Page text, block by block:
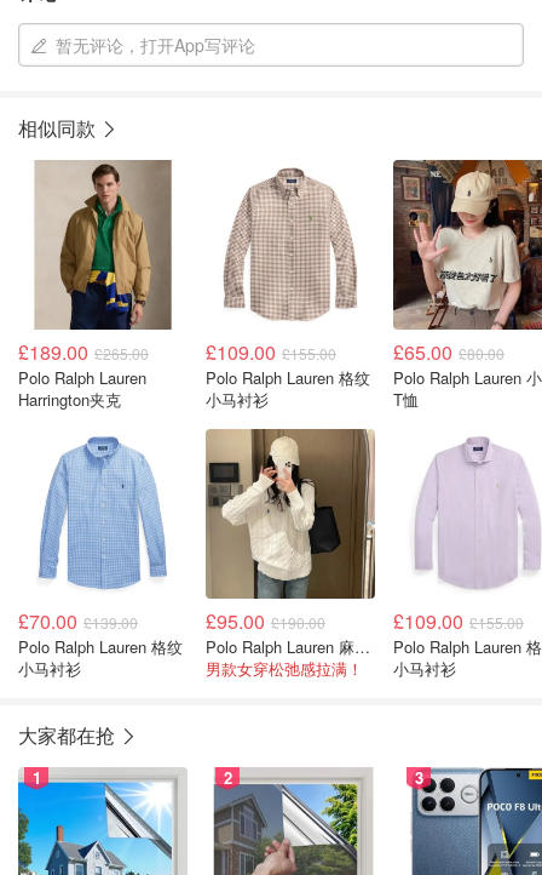
暂无评论，打开App写评论
相似同款
£189.00 £265.00
Polo Ralph Lauren
Harrington夹克
£109.00 £155.00
Polo Ralph Lauren 格纹
小马衬衫
£65.00 £80.00
Polo Ralph Lauren
T恤
£70.00 £139.00
Polo Ralph Lauren 格纹
小马衬衫
£95.00 £190.00
Polo Ralph Lauren 麻花毛衣
男款女穿松弛感拉满！
£109.00 £155.00
Polo Ralph Lauren
小马衬衫
大家都在抢
1 2 3